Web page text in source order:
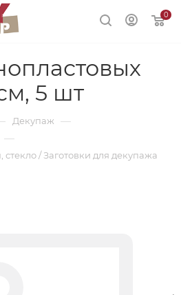
0
5 шт
Декупаж —
—
стекло / Заготовки для декупажа